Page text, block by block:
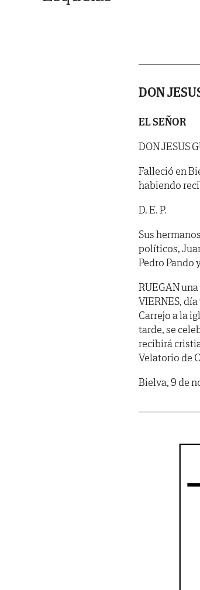
DON
EL SEÑOR
DON JESUS
Falleció en
habiendo
D. E. P.
Sus
políticos,
Pedro Pando
RUEGAN
VIERNES,
Carrejo a la
tarde, se
recibirá
Velatorio de
Bielva, 9 de